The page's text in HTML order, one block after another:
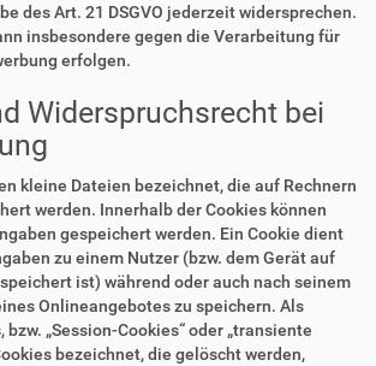
des Art. 21 DSGVO jederzeit widersprechen.
insbesondere gegen die Verarbeitung für
erfolgen.
Widerspruchsrecht bei
kleine Dateien bezeichnet, die auf Rechnern
werden. Innerhalb der Cookies können
gespeichert werden. Ein Cookie dient
zu einem Nutzer (bzw. dem Gerät auf
ist) während oder auch nach seinem
Onlineangebotes zu speichern. Als
„Session-Cookies“ oder „transiente
bezeichnet, die gelöscht werden,